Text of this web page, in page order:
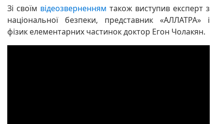
Зі своїм відеозверненням також виступив експерт з
національної безпеки, представник «АЛЛАТРА» і
фізик елементарних частинок доктор Егон Чолакян.